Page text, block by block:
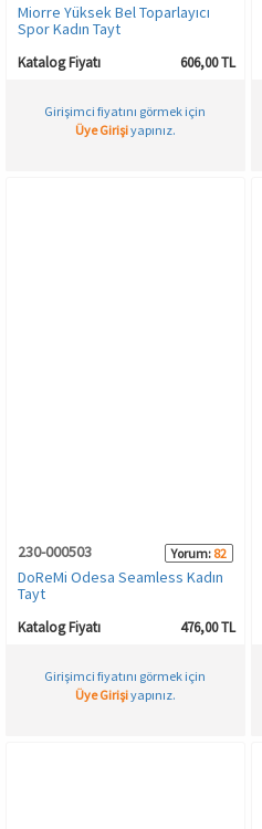
Miorre Yüksek Bel Toparlayıcı
Spor Kadın Tayt
Katalog Fiyatı 606,00 TL
Girişimci fiyatını görmek için
Üye Girişiyapınız.
230-000503 Yorum: 82
DoReMi Odesa Seamless Kadın
Tayt
Katalog Fiyatı 476,00 TL
Girişimci fiyatını görmek için
Üye Girişiyapınız.